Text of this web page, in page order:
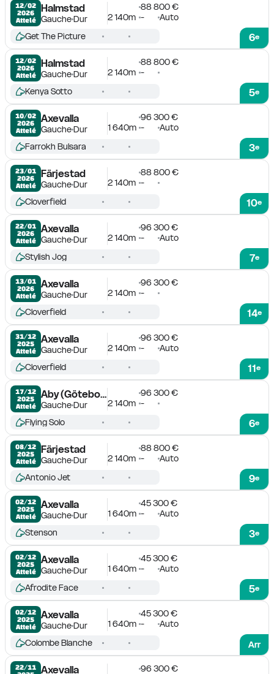
12/02
2026
Attelé
Halmstad
GaucheDur
88 800 €
2 140m - Auto
6e
Get The Picture
12/02
2026
Attelé
Halmstad
GaucheDur
88 800 €
2 140m -
5e
Kenya Sotto
10/02
2026
Attelé
Axevalla
GaucheDur
96 300 €
1 640m - Auto
3e
Farrokh Bulsara
23/01
2026
Attelé
Färjestad
GaucheDur
88 800 €
2 140m -
10e
Cloverfield
22/01
2026
Attelé
Axevalla
GaucheDur
96 300 €
2 140m - Auto
7e
Stylish Jog
13/01
2026
Attelé
Axevalla
GaucheDur
96 300 €
2 140m -
14e
Cloverfield
31/12
2025
Attelé
Axevalla
GaucheDur
96 300 €
2 140m - Auto
11e
Cloverfield
17/12
2025
Attelé
Aby (Göteborg)
GaucheDur
96 300 €
2 140m -
6e
Flying Solo
08/12
2025
Attelé
Färjestad
GaucheDur
88 800 €
2 140m - Auto
9e
Antonio Jet
02/12
2025
Attelé
Axevalla
GaucheDur
45 300 €
1 640m - Auto
3e
Stenson
02/12
2025
Attelé
Axevalla
GaucheDur
45 300 €
1 640m - Auto
5e
Afrodite Face
02/12
2025
Attelé
Axevalla
GaucheDur
45 300 €
1 640m -
Auto
Arr
Colombe Blanche
22/11
Axevalla
96 300 €